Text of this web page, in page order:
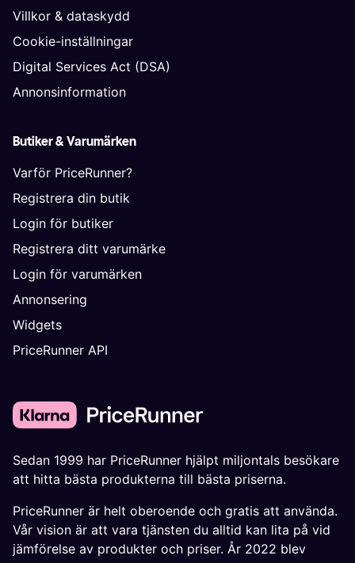
Villkor & dataskydd
Cookie-inställningar
Digital Services Act (DSA)
Annonsinformation
Butiker & Varumärken
Varför PriceRunner?
Registrera din butik
Login för butiker
Registrera ditt varumärke
Login för varumärken
Annonsering
Widgets
PriceRunner API
Sedan 1999 har PriceRunner hjälpt miljontals besökare
att hitta bästa produkterna till bästa priserna.
PriceRunner är helt oberoende och gratis att använda.
Vår vision är att vara tjänsten du alltid kan lita på vid
jämförelse av produkter och priser. År 2022 blev